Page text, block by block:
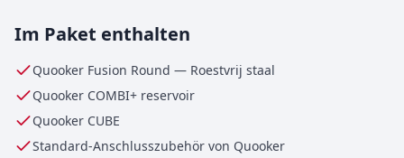
Im Paket enthalten
Quooker Fusion Round — Roestvrij staal
Quooker COMBI+ reservoir
Quooker CUBE
Standard-Anschlusszubehör von Quooker